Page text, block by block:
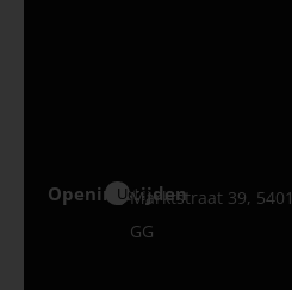
Openingstijden
Uden
Marktstraat 39, 5401
GG